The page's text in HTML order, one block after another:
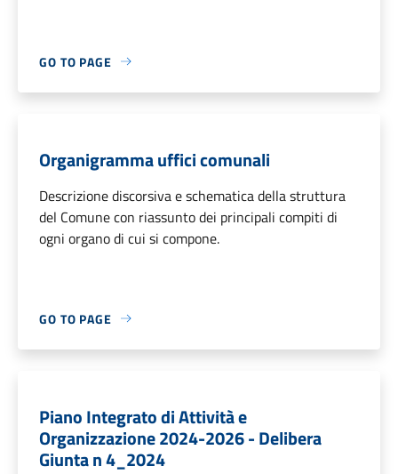
GO TO PAGE
Organigramma uffici comunali
Descrizione discorsiva e schematica della struttura
del Comune con riassunto dei principali compiti di
ogni organo di cui si compone.
GO TO PAGE
Piano Integrato di Attività e
Organizzazione 2024-2026 - Delibera
Giunta n 4_2024